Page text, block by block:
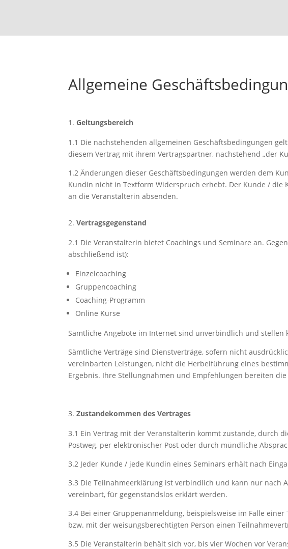
Allgemeine
Geltungsbereich
1.1 Die nachstehenden allgemeinen Geschäftsbedingungen
diesem Vertrag mit ihrem Vertragspartner, nachstehend „der
1.2 Änderungen dieser Geschäftsbedingungen werden dem
Kundin nicht in Textform Widerspruch erhebt. Der Kunde /
an die Veranstalterin absenden.
Vertragsgegenstand
2.1 Die Veranstalterin bietet Coachings und Seminare an.
abschließend ist):
Einzelcoaching
Gruppencoaching
Coaching-Programm
Online Kurse
Sämtliche Angebote im Internet sind unverbindlich und
Sämtliche Verträge sind Dienstverträge, sofern nicht
vereinbarten Leistungen, nicht die Herbeiführung eines
Ergebnis. Ihre Stellungnahmen und Empfehlungen bereiten
Zustandekommen des Vertrages
3.1 Ein Vertrag mit der Veranstalterin kommt zustande, durch
Postweg, per elektronischer Post oder durch mündliche
3.2 Jeder Kunde / jede Kundin eines Seminars erhält nach
3.3 Die Teilnahmeerklärung ist verbindlich und kann nur nach
vereinbart, für gegenstandslos erklärt werden.
3.4 Bei einer Gruppenanmeldung, beispielsweise im Falle
bzw. mit der weisungsberechtigten Person einen
3.5 Die Veranstalterin behält sich vor, bis vier Wochen vor